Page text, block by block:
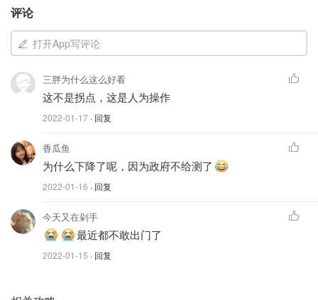
科学家和流行病学家小组发布了新的预测，这表明在最有可
能的情况下，到 5 月，因 COVID-19 住院的安大略人人数可
评论
打开App写评论
三胖为什么这么好看
这不是拐点，这是人为操作
2022-01-17 · 回复
香瓜鱼
为什么下降了呢，因为政府不给测了
2022-01-16 · 回复
今天又在剁手
最近都不敢出门了
2022-01-15 · 回复